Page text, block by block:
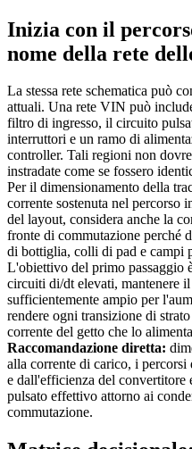
Inizia con il
nome della rete
La stessa rete schematica può
attuali. Una rete VIN può
filtro di ingresso, il circuito
interruttori e un ramo di
controller. Tali regioni non
instradate come se fossero
Per il dimensionamento della
corrente sostenuta nel percorso
del layout, considera anche la
fronte di commutazione perché
di bottiglia, colli di pad e campi
L'obiettivo del primo passaggio
circuiti di/dt elevati, mantenere il
sufficientemente ampio per
rendere ogni transizione di
corrente del getto che lo
Raccomandazione diretta:
alla corrente di carico, i percorsi
e dall'efficienza del
pulsato effettivo attorno ai
commutazione.